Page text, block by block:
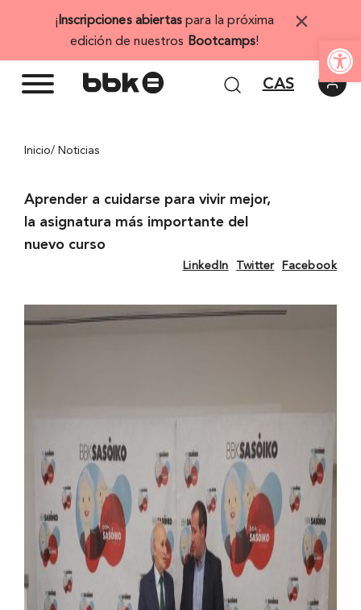
Abrir
¡ Inscripciones abiertas para la próxima
edición de nuestros Bootcamps!
×
CAS
Inicio/ Noticias
Aprender a cuidarse para vivir mejor,
la asignatura más importante del
nuevo curso
LinkedIn Twitter Facebook